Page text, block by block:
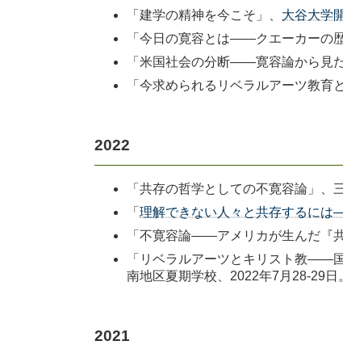
「建学の精神を今こそ」、 大谷大学
「今日の寛容とは――クエーカーの
「米国社会の分断――寛容論から見
「今求められるリベラルアーツ教
2022
「共存の哲学としての不寛容論」
「 理解できない人々と共存するに
「不寛容論――アメリカが生んだ『
「リベラルアーツとキリスト教――
南地区夏期学校、2022年7月28-29日
2021